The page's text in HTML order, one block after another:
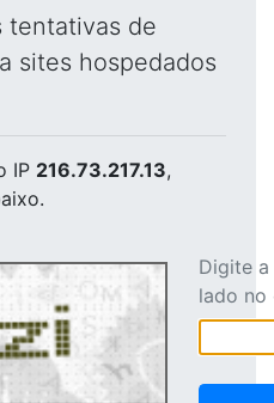
tentativas de
sites hospedados
IP 216.73.217.13,
Digite
lado no